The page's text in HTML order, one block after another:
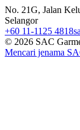
No. 21G, Jalan
Selangor
+60 11-1125 4818
© 2026 SAC
Mencari jenama